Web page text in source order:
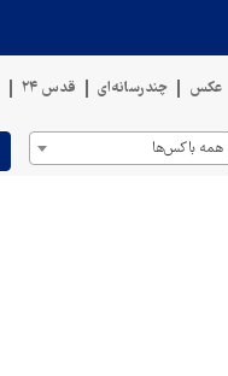
عکس چندرسانه‌ای قدس ۲۴
همه باکس‌ها